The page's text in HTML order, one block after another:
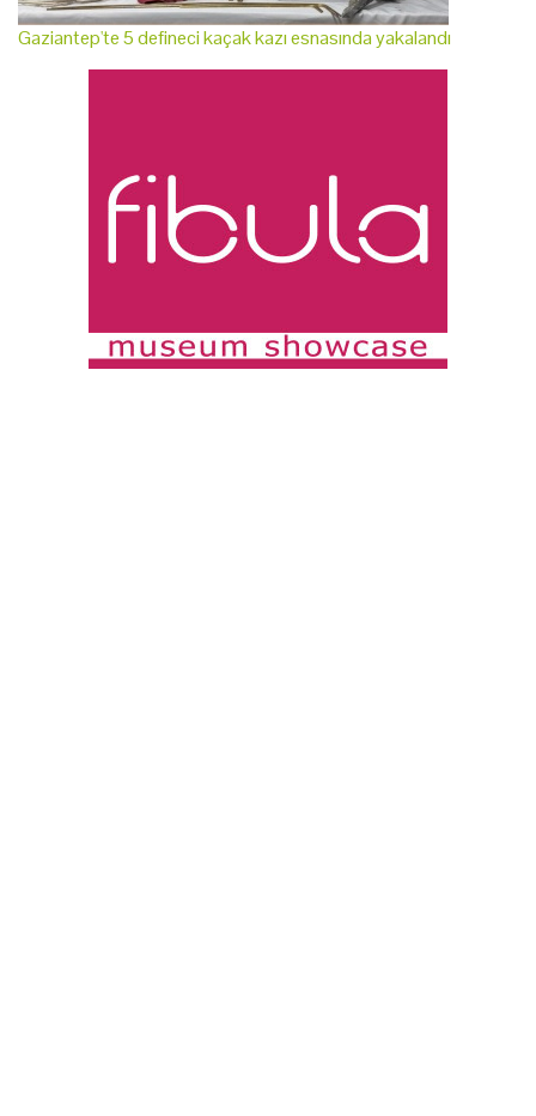
Gaziantep'te 5 defineci kaçak kazı esnasında yakalandı